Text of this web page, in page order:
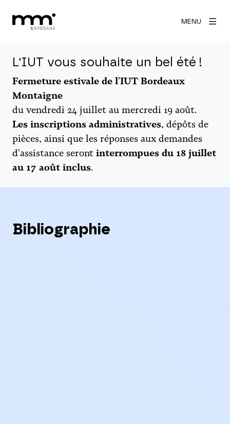
MENU
L'IUT vous souhaite un bel été !
Fermeture estivale de l'IUT Bordeaux
Montaigne
du vendredi 24 juillet au mercredi 19 août.
Les inscriptions administratives, dépôts de
pièces, ainsi que les réponses aux demandes
d'assistance seront interrompues du 18 juillet
au 17 août inclus.
Bibliographie